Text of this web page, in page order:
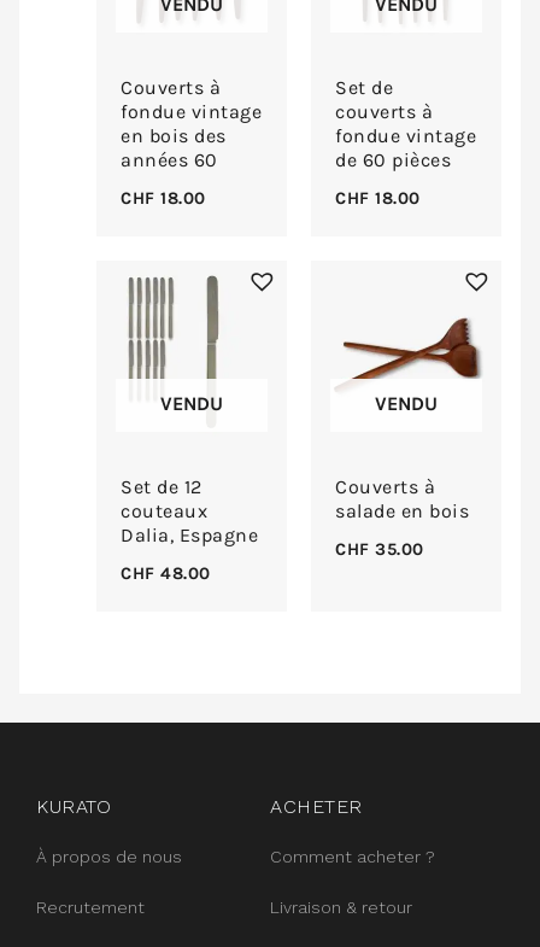
Couverts à
fondue vintage
en bois des
années 60
CHF 18.00
Set de
couverts à
fondue vintage
de 60 pièces
CHF 18.00
VENDU
Set de 12
couteaux
Dalia, Espagne
CHF 48.00
VENDU
Couverts à
salade en bois
CHF 35.00
KURATO
À propos de nous
Recrutement
ACHETER
Comment acheter ?
Livraison & retour
instagram
facebook